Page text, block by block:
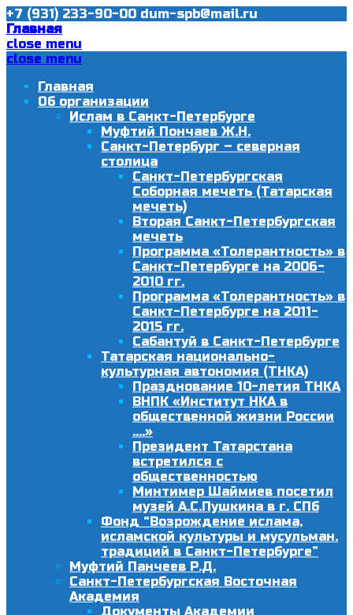
+7 (931) 233-90-00 dum-spb@mail.ru
Главная
close menu
close menu
Главная
Об организации
Ислам в Санкт-Петербурге
Муфтий Пончаев Ж.Н.
Санкт-Петербург – северная
столица
Санкт-Петербургская
Соборная мечеть (Татарская
мечеть)
Вторая Санкт-Петербургская
мечеть
Программа «Толерантность» в
Санкт-Петербурге на 2006-
2010 гг.
Программа «Толерантность» в
Санкт-Петербурге на 2011-
2015 гг.
Сабантуй в Санкт-Петербурге
Татарская национально-
культурная автономия (ТНКА)
Празднование 10-летия ТНКА
ВНПК «Институт НКА в
общественной жизни России
….»
Президент Татарстана
встретился с
общественностью
Минтимер Шаймиев посетил
музей А.С.Пушкина в г. СПб
Фонд “Возрождение ислама,
исламской культуры и мусульман.
традиций в Санкт-Петербурге”
Муфтий Панчеев Р.Д.
Санкт-Петербургская Восточная
Академия
Документы Академии